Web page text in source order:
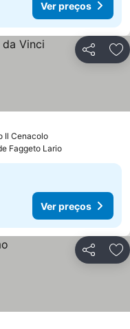
Ver preços
Partilhar
Il Cenacolo
Faggeto Lario
Ver preços
Partilhar